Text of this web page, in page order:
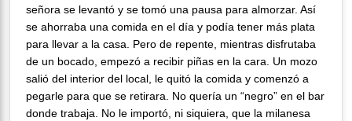
señora se levantó y se tomó una pausa para almorzar. Así
se ahorraba una comida en el día y podía tener más plata
para llevar a la casa. Pero de repente, mientras disfrutaba
de un bocado, empezó a recibir piñas en la cara. Un mozo
salió del interior del local, le quitó la comida y comenzó a
pegarle para que se retirara. No quería un “negro” en el bar
donde trabaja. No le importó, ni siquiera, que la milanesa